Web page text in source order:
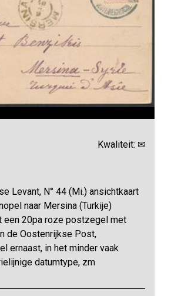
Kwaliteit: ✉
Levant, N° 44 (Mi.) ansichtkaart
naar Mersina (Turkije)
een 20pa roze postzegel met
de Oostenrijkse Post,
ernaast, in het minder vaak
datumtype, zm